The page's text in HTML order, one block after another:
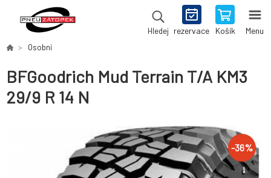
Hledej rezervace Košík Menu
Osobní
BFGoodrich Mud Terrain T/A KM3
29/9 R 14 N
-36%